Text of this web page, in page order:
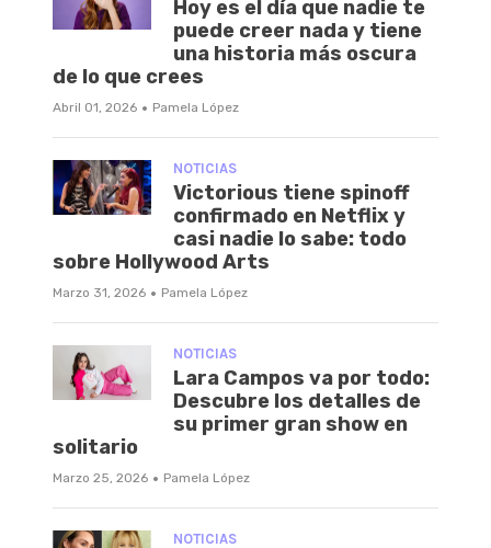
Hoy es el día que nadie te
puede creer nada y tiene
una historia más oscura
de lo que crees
Abril 01, 2026 · Pamela López
NOTICIAS
Victorious tiene spinoff
confirmado en Netflix y
casi nadie lo sabe: todo
sobre Hollywood Arts
Marzo 31, 2026 · Pamela López
NOTICIAS
Lara Campos va por todo:
Descubre los detalles de
su primer gran show en
solitario
Marzo 25, 2026 · Pamela López
NOTICIAS